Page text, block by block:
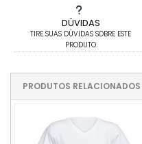
DÚVIDAS
TIRE SUAS DÚVIDAS SOBRE ESTE
PRODUTO
PRODUTOS RELACIONADOS